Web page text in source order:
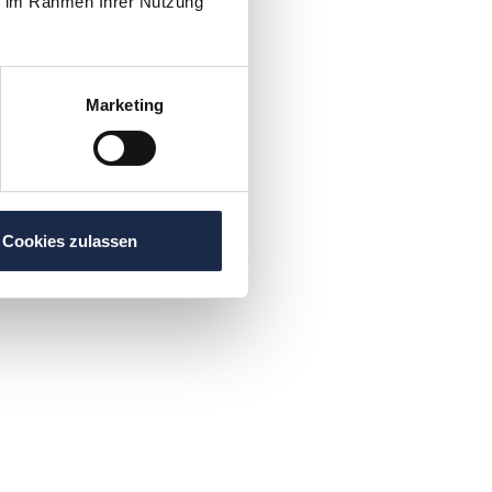
Marketing
Cookies zulassen